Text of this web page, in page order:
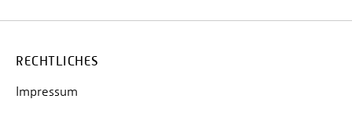
RECHTLICHES
Impressum